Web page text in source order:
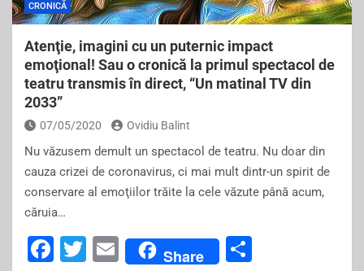
CRONICĂ
Atenţie, imagini cu un puternic impact
emoţional! Sau o cronică la primul spectacol de
teatru transmis în direct, “Un matinal TV din
2033”
07/05/2020 Ovidiu Balint
Nu văzusem demult un spectacol de teatru. Nu doar din
cauza crizei de coronavirus, ci mai mult dintr-un spirit de
conservare al emoţiilor trăite la cele văzute până acum,
căruia…
F
T
E
Share